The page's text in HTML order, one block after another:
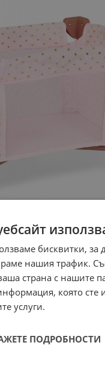
бисквитки,
нашия трафик.
страна с нашите
която
услуги.
ПОДРОБНОСТИ